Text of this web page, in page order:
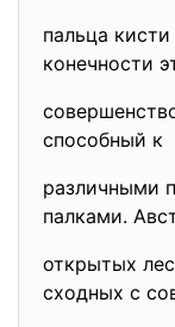
пальца
конечности
способный к
различными
палками.
открытых
сходных с